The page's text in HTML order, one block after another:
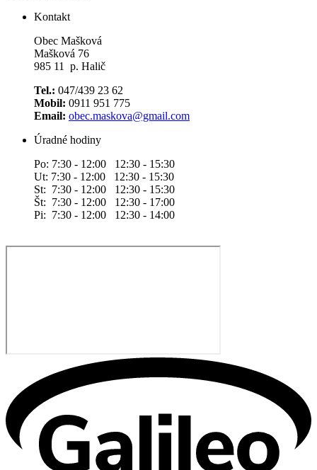
Kontakt
Obec Mašková
Mašková 76
985 11 p. Halič
Tel.: 047/439 23 62
Mobil: 0911 951 775
Email: obec.maskova@gmail.com
Úradné hodiny
Po: 7:30 - 12:00 12:30 - 15:30
Ut: 7:30 - 12:00 12:30 - 15:30
St: 7:30 - 12:00 12:30 - 15:30
Št: 7:30 - 12:00 12:30 - 17:00
Pi: 7:30 - 12:00 12:30 - 14:00